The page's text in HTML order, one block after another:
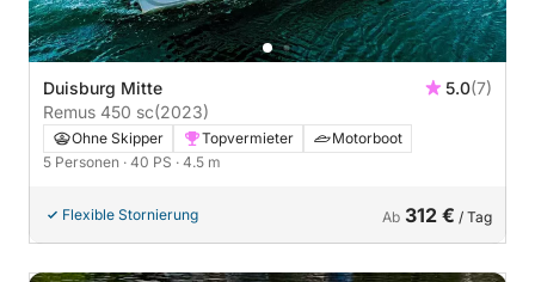
Duisburg Mitte 5.0(7)
Remus 450 sc(2023)
Ohne Skipper Topvermieter
Motorboot
5 Personen · 40 PS · 4.5 m
Flexible Stornierung Ab 312 € / Tag